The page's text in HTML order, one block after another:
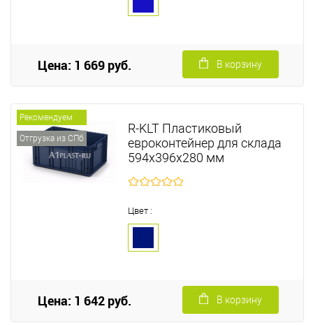
Цена: 1 669 руб. В корзину
Рекомендуем
Отгрузка из СПб
R-KLT Пластиковый
евроконтейнер для склада
594х396х280 мм
Цвет :
Цена: 1 642 руб. В корзину